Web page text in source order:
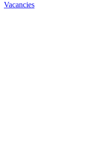
Vacancies